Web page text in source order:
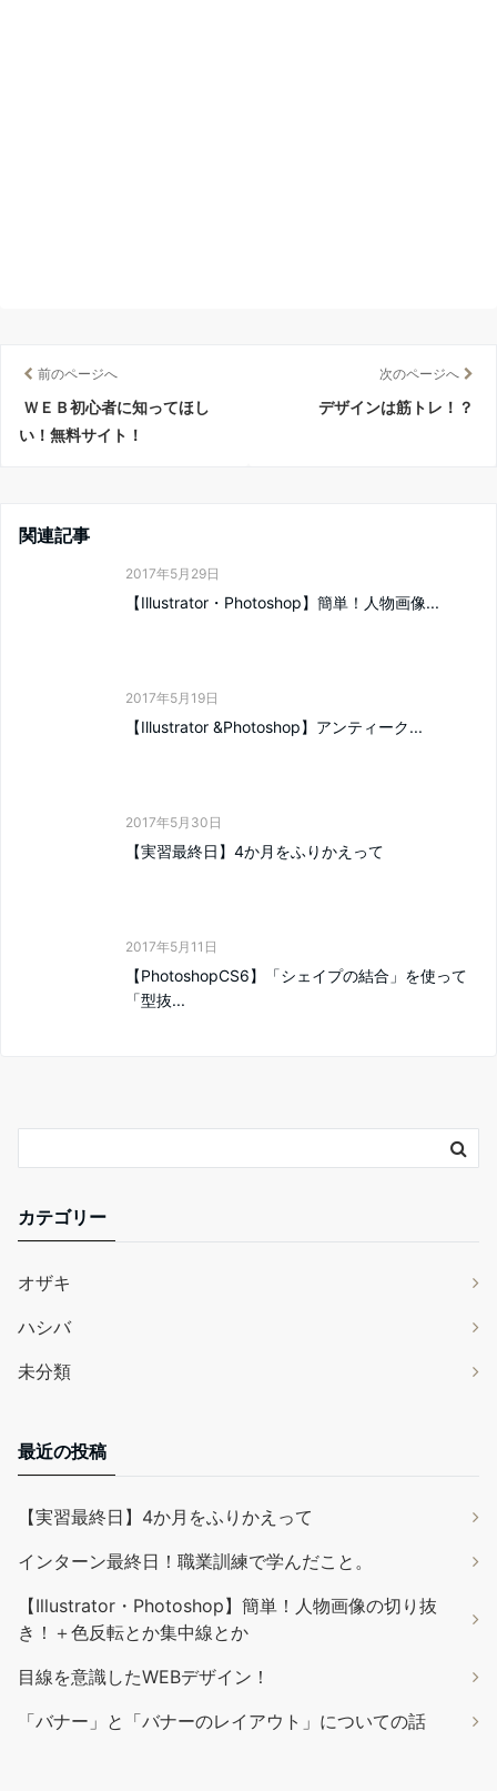
前のページへ
ＷＥＢ初心者に知ってほし
い！無料サイト！
次のページへ
デザインは筋トレ！？
関連記事
2017年5月29日
【Illustrator・Photoshop】簡単！人物画像...
2017年5月19日
【Illustrator &Photoshop】アンティーク...
2017年5月30日
【実習最終日】4か月をふりかえって
2017年5月11日
【PhotoshopCS6】「シェイプの結合」を使って
「型抜...
カテゴリー
オザキ
ハシバ
未分類
最近の投稿
【実習最終日】4か月をふりかえって
インターン最終日！職業訓練で学んだこと。
【Illustrator・Photoshop】簡単！人物画像の切り抜
き！＋色反転とか集中線とか
目線を意識したWEBデザイン！
「バナー」と「バナーのレイアウト」についての話